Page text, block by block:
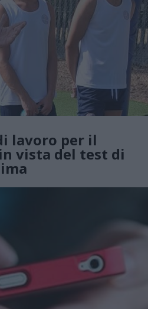
lavoro per il
vista del test di